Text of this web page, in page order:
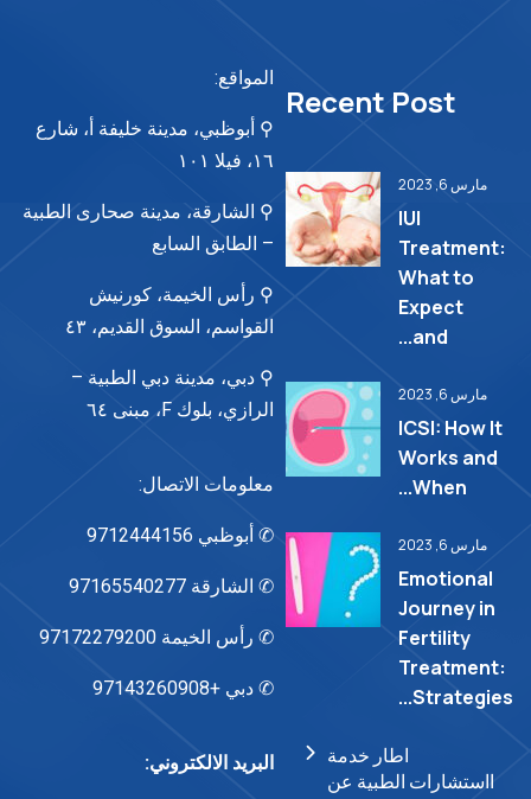
Recent Post
مارس 6, 2023
IUI
Treatment:
What to
Expect
and...
مارس 6, 2023
ICSI: How It
Works and
When...
مارس 6, 2023
Emotional
Journey in
Fertility
Treatment:
Strategies...
اطار خدمة
ااستشارات الطبية عن
المواقع:
⚲ أبوظبي، مدينة خليفة أ، شارع
١٦، فيلا ١٠١
⚲ الشارقة، مدينة صحارى الطبية
– الطابق السابع
⚲ رأس الخيمة، كورنيش
القواسم، السوق القديم، ٤٣
⚲ دبي، مدينة دبي الطبية –
الرازي، بلوك F، مبنى ٦٤
معلومات الاتصال:
✆ أبوظبي 9712444156
✆ الشارقة 97165540277
✆ رأس الخيمة 97172279200
✆ دبي +97143260908
البريد الالكتروني: